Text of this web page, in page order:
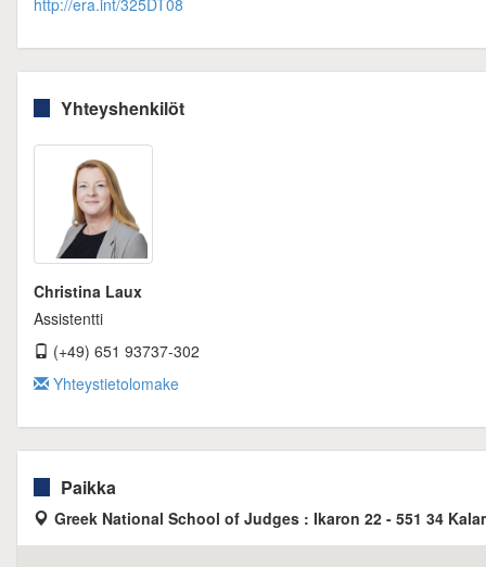
http://era.int/325DT08
Yhteyshenkilöt
Christina Laux
Assistentti
(+49) 651 93737-302
Yhteystietolomake
Paikka
Greek National School of Judges : Ikaron 22 - 551 34